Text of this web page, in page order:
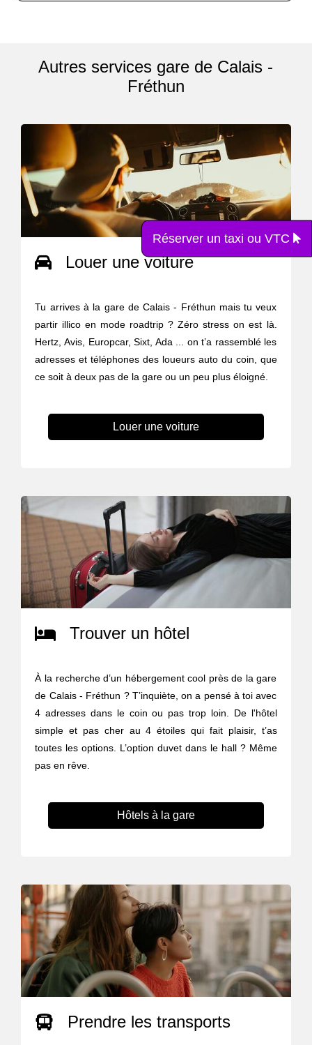
Autres services gare de Calais -
Fréthun
Louer une voiture
Tu arrives à la gare de Calais - Fréthun mais tu veux
partir illico en mode roadtrip ? Zéro stress on est là.
Hertz, Avis, Europcar, Sixt, Ada ... on t’a rassemblé les
adresses et téléphones des loueurs auto du coin, que
ce soit à deux pas de la gare ou un peu plus éloigné.
Louer une voiture
Trouver un hôtel
À la recherche d’un hébergement cool près de la gare
de Calais - Fréthun ? T’inquiète, on a pensé à toi avec
4 adresses dans le coin ou pas trop loin. De l'hôtel
simple et pas cher au 4 étoiles qui fait plaisir, t’as
toutes les options. L’option duvet dans le hall ? Même
pas en rêve.
Hôtels à la gare
Prendre les transports
Réserver un taxi ou VTC